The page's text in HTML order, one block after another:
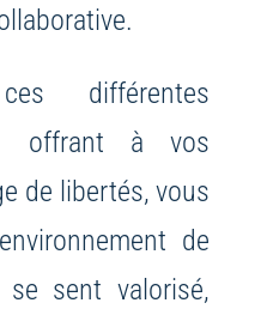
différentes
offrant à vos
de libertés, vous
de
sent valorisé,